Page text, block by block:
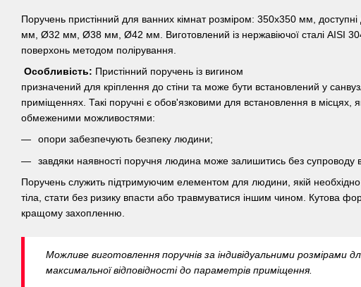
Поручень пристінний для ванних кімнат розміром: 350х350 мм,
мм, Ø32 мм, Ø38 мм, Ø42 мм. Виготовлений із нержавіючої сталі AISI
поверхонь методом полірування.
Особливість: Пристінний поручень із вигином
призначений для кріплення до стіни та може бути встановлений у
приміщеннях. Такі поручні є обов'язковими для встановлення в місцях,
обмеженими можливостями:
опори забезпечують безпеку людини;
завдяки наявності поручня людина може залишитись без супроводу в
Поручень служить підтримуючим елементом для людини, якій
тіла, стати без ризику впасти або травмуватися іншим чином. Кутова
кращому захопленню.
Можливе виготовлення поручнів за індивідуальними розмірами
максимальної відповідності до параметрів приміщення.